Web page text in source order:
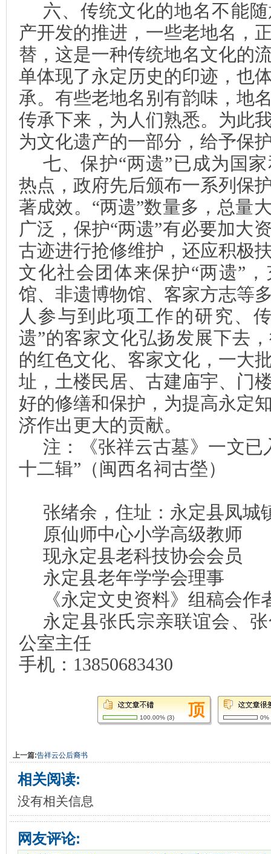
六、传统文化的地名不能
产开发的推进，一些老地名，
替，这是一种传统地名文化的
单体现了永定历史的印迹，也
承。有些老地名别有韵味，地
传承下来，为人们熟悉。为此
为文化遗产的一部分，给予保
七、保护“两遗”已成为国
热点，政府先后颁布一系列保
著成效。“两遗”数量多，总量
广泛，保护“两遗”有必要加大
古迹进行抢修维护，还应积极
文化社会团体来保护“两遗”
馆、非遗博物馆、客家方志等
人参与到此项工作的研究、
遗”的客家文化弘扬发展下去
的红色文化、客家文化，一大
址，土楼民居、古建庙宇、门
好的修缮和保护，为提高永定
济作出更大的贡献。
注：《张祥云古墓》一文已
十二辑”（闽西名祠古塋）
张绪余，住址：永定县凤城
原仙师中心小学高级教师
现永定县老科技协会会员
永定县老年学学会理事
《永定文史资料》组稿会作
永定县张氏宗亲联谊会、
公室主任
手机： 13850683430
100.00% (3) 0%
上一篇:告祥云公后裔书
相关阅读:
没有相关信息
网友评论: